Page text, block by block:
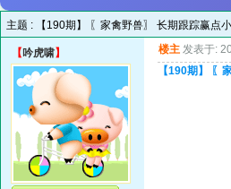
主题 : 【190期】 〖家禽野兽〗 长期跟踪赢点
【 吟虎啸】 楼主 发表于:
【190期】 〖